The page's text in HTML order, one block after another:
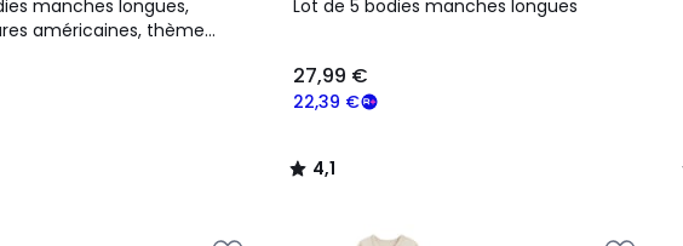
manches longues,
américaines, thème
Lot de 5 bodies manches longues
22,39 €
27,99 €
/ 5
4,1
/